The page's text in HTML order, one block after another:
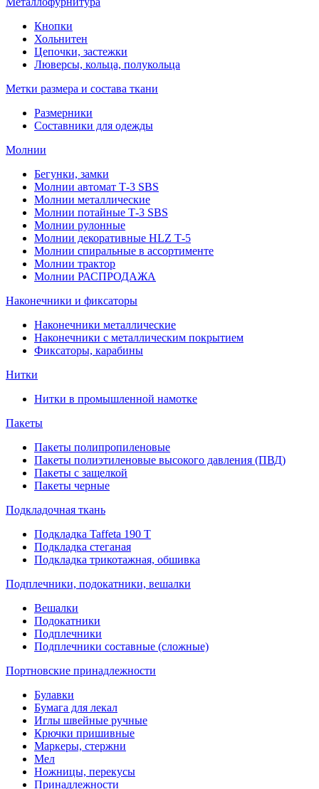
Кнопки
Хольнитен
Цепочки, застежки
Люверсы, кольца, полукольца
Метки размера и состава ткани
Размерники
Составники для одежды
Молнии
Бегунки, замки
Молнии автомат Т-3 SBS
Молнии металлические
Молнии потайные Т-3 SBS
Молнии рулонные
Молнии декоративные HLZ Т-5
Молнии спиральные в ассортименте
Молнии трактор
Молнии РАСПРОДАЖА
Наконечники и фиксаторы
Наконечники металлические
Наконечники с металлическим покрытием
Фиксаторы, карабины
Нитки
Нитки в промышленной намотке
Пакеты
Пакеты полипропиленовые
Пакеты полиэтиленовые высокого давления (ПВД)
Пакеты с защелкой
Пакеты черные
Подкладочная ткань
Подкладка Taffeta 190 Т
Подкладка стеганая
Подкладка трикотажная, обшивка
Подплечники, подокатники, вешалки
Вешалки
Подокатники
Подплечники
Подплечники составные (сложные)
Портновские принадлежности
Булавки
Бумага для лекал
Иглы швейные ручные
Крючки пришивные
Маркеры, стержни
Мел
Ножницы, перекусы
Принадлежности